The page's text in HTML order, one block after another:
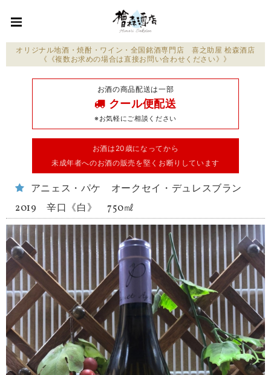
オリジナル地酒・焼酎・ワイン・全国銘酒専門店 喜之助屋 桧森酒店
《《複数お求めの場合は直接お問い合わせください》》
お酒の商品配送は一部
クール便配送
※お気軽にご相談ください
お酒は20歳になってから
未成年者へのお酒の販売を堅くお断りしています
アニェス・パケ オークセイ・デュレスブラン
2019 辛口《白》 750㎖